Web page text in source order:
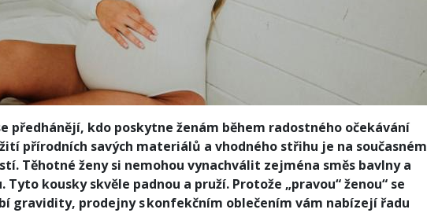
předhánějí, kdo poskytne ženám během radostného očekávání
přírodních savých materiálů a vhodného střihu je na současném
Těhotné ženy si nemohou vynachválit zejména směs bavlny a
Tyto kousky skvěle padnou a pruží. Protože „pravou“ ženou“ se
gravidity, prodejny s konfekčním oblečením vám nabízejí řadu